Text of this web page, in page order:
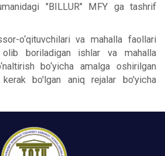
"BILLUR" MFY ga tashrif
o‘qituvchilari va mahalla faollari
olib boriladigan ishlar va mahalla
bo‘yicha amalga oshirilgan
bo'lgan aniq rejalar bo'yicha